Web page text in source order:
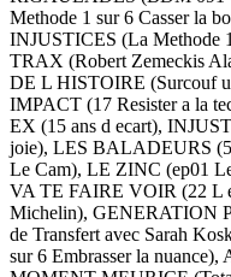
Methode 1 sur 6 Casser la
INJUSTICES (La Methode
TRAX (Robert Zemeckis
DE L HISTOIRE (Surcouf
IMPACT (17 Resister a la
EX (15 ans d ecart),
joie), LES BALADEURS
Le Cam), LE ZINC (ep01
VA TE FAIRE VOIR (22 L
Michelin), GENERATION
de Transfert avec Sarah
sur 6 Embrasser la